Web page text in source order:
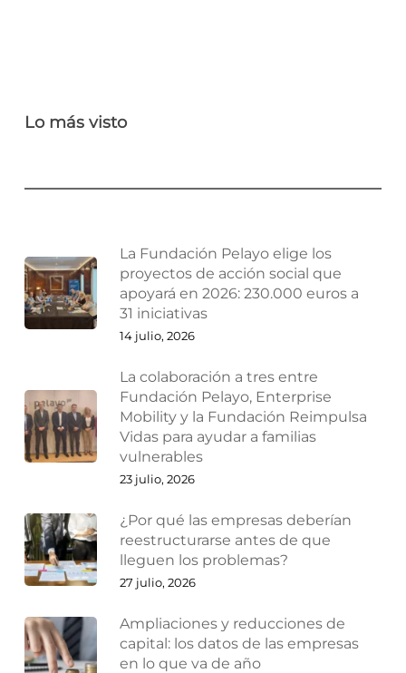
Lo más visto
La Fundación Pelayo elige los
proyectos de acción social que
apoyará en 2026: 230.000 euros a
31 iniciativas
14 julio, 2026
La colaboración a tres entre
Fundación Pelayo, Enterprise
Mobility y la Fundación Reimpulsa
Vidas para ayudar a familias
vulnerables
23 julio, 2026
¿Por qué las empresas deberían
reestructurarse antes de que
lleguen los problemas?
27 julio, 2026
Ampliaciones y reducciones de
capital: los datos de las empresas
en lo que va de año